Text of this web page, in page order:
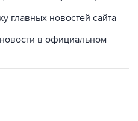
главных новостей сайта
в официальном